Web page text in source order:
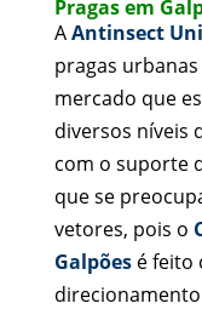
Pragas em
AAntinsect
pragas
mercado que
diversos níveis
com o suporte
que se
vetores, pois o
Galpõesé feito